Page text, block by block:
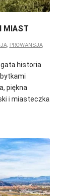
MIAST
, PROWANSJA
historia
piękna
i miasteczka